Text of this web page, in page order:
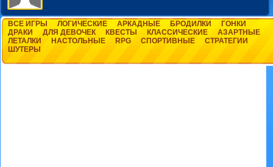
ВСЕ ИГРЫ ЛОГИЧЕСКИЕ АРКАДНЫЕ БРОДИЛКИ
ГОНКИ
ДРАКИ
ДЛЯ ДЕВОЧЕК КВЕСТЫ КЛАССИЧЕСКИЕ
АЗАРТНЫЕ
ЛЕТАЛКИ
НАСТОЛЬНЫЕ RPG СПОРТИВНЫЕ
СТРАТЕГИИ
ШУТЕРЫ